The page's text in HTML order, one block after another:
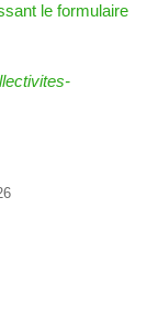
le formulaire